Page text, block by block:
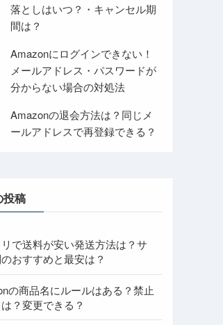
落としはいつ？・キャンセル期
間は？
Amazonにログインできない！
メールアドレス・パスワードが
分からない場合の対処法
Amazonの退会方法は？同じメ
ールアドレスで再登録できる？
投稿
で送料が安い発送方法は？サ
おすすめと最安は？
の商品名にルールはある？禁止
？変更できる？